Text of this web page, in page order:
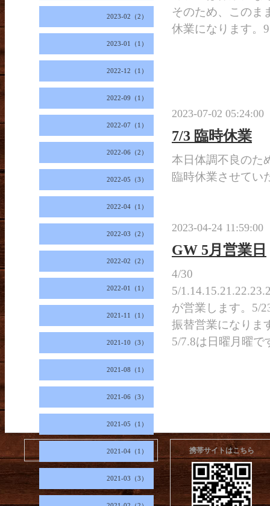
2023-02（2）
2023-01（1）
2022-12（1）
2022-09（1）
2022-07（1）
2022-06（2）
2022-05（3）
2022-04（1）
2022-03（2）
2022-02（2）
2022-01（1）
2021-11（1）
2021-10（3）
2021-08（1）
2021-06（3）
2021-05（1）
2021-04（1）
2021-03（3）
そのため、このま
休業になります。
2023-07-02 05:24:00
7/3 臨時休業
本日体調不良のた
臨時休業させてい
2023-04-24 11:59:00
GW 5月営業日
4/30
5/
が営業します。5/
振替営業になりま
5/7.8は日曜月曜で
2026.08.09 Sunday 携帯サイトはこちら